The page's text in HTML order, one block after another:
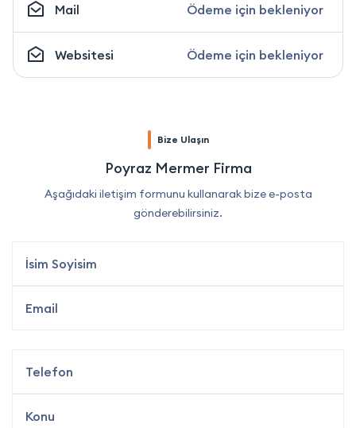
Mail Ödeme için bekleniyor
Websitesi Ödeme için bekleniyor
Bize Ulaşın
Poyraz Mermer Firma
Aşağıdaki iletişim formunu kullanarak bize e-posta
gönderebilirsiniz.